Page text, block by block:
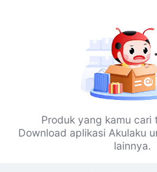
Produk yang kamu cari
Download aplikasi Akulaku
lainnya.